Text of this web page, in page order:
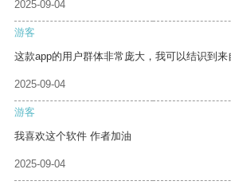
2025-09-04
游客
这款app的用户群体非常庞大，我可以结识到来
2025-09-04
游客
我喜欢这个软件 作者加油
2025-09-04